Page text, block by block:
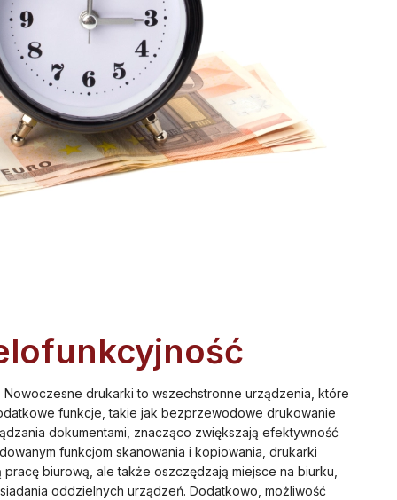
drukarki to wszechstronne urządzenia, które
funkcje, takie jak bezprzewodowe drukowanie
dokumentami, znacząco zwiększają efektywność
funkcjom skanowania i kopiowania, drukarki
pracę biurową, ale także oszczędzają miejsce na biurku,
oddzielnych urządzeń. Dodatkowo, możliwość